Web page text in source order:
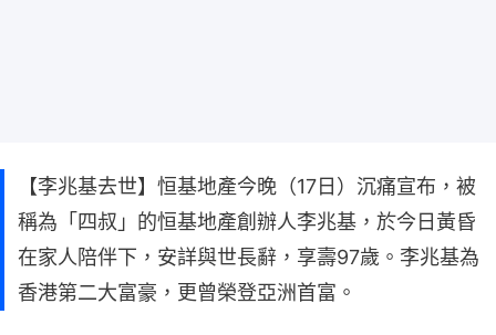
【李兆基去世】恒基地產今晚（17日）沉痛宣布，被
稱為「四叔」的恒基地產創辦人李兆基，於今日黃昏
在家人陪伴下，安詳與世長辭，享壽97歲。李兆基為
香港第二大富豪，更曾榮登亞洲首富。